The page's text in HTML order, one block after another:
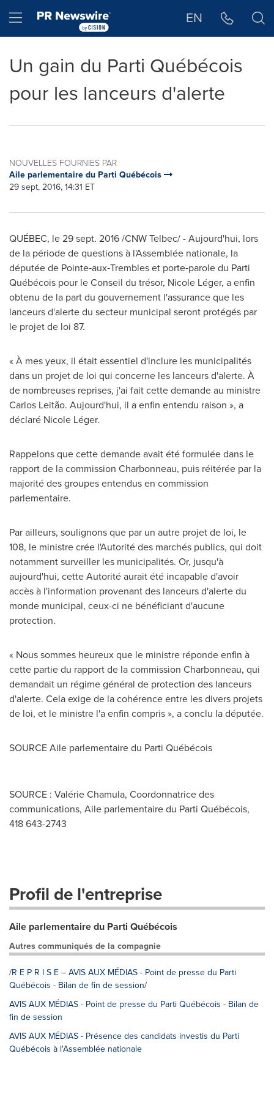
Hamburger menu EN
Un gain du Parti Québécois
pour les lanceurs d'alerte
NOUVELLES FOURNIES PAR
Aile parlementaire du Parti Québécois
29 sept, 2016, 14:31 ET
QUÉBEC, le29 sept. 2016/CNW Telbec/ - Aujourd'hui, lors
de la période de questions à l'Assemblée nationale, la
députée de Pointe‑aux‑Trembles et porte‑parole du Parti
Québécois pour le Conseil du trésor, Nicole Léger, a enfin
obtenu de la part du gouvernement l'assurance que les
lanceurs d'alerte du secteur municipal seront protégés par
le projet de loi 87.
« À mes yeux, il était essentiel d'inclure les municipalités
dans un projet de loi qui concerne les lanceurs d'alerte. À
de nombreuses reprises, j'ai fait cette demande au ministre
Carlos Leitão. Aujourd'hui, il a enfin entendu raison », a
déclaré Nicole Léger.
Rappelons que cette demande avait été formulée dans le
rapport de la commission Charbonneau, puis réitérée par la
majorité des groupes entendus en commission
parlementaire.
Par ailleurs, soulignons que par un autre projet de loi, le
108, le ministre crée l'Autorité des marchés publics, qui doit
notamment surveiller les municipalités. Or, jusqu'à
aujourd'hui, cette Autorité aurait été incapable d'avoir
accès à l'information provenant des lanceurs d'alerte du
monde municipal, ceux-ci ne bénéficiant d'aucune
protection.
« Nous sommes heureux que le ministre réponde enfin à
cette partie du rapport de la commission Charbonneau, qui
demandait un régime général de protection des lanceurs
d'alerte. Cela exige de la cohérence entre les divers projets
de loi, et le ministre l'a enfin compris », a conclu la députée.
SOURCE Aile parlementaire du Parti Québécois
SOURCE : Valérie Chamula, Coordonnatrice des
communications, Aile parlementaire du Parti Québécois,
418 643-2743
Profil de l'entreprise
Aile parlementaire du Parti Québécois
Autres communiqués de la compagnie
/R E P R I S E -- AVIS AUX MÉDIAS - Point de presse du Parti
Québécois - Bilan de fin de session/
AVIS AUX MÉDIAS - Point de presse du Parti Québécois - Bilan de
fin de session
AVIS AUX MÉDIAS - Présence des candidats investis du Parti
Québécois à l'Assemblée nationale